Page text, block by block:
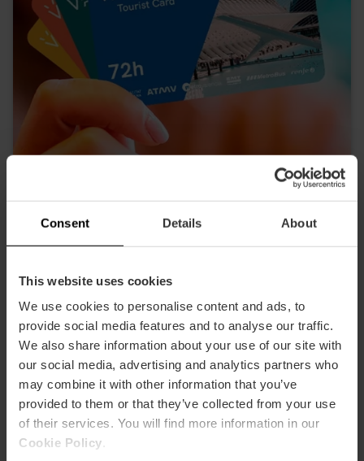
Consent Details About
This website uses cookies
We use cookies to personalise content and ads, to
provide social media features and to analyse our traffic.
We also share information about your use of our site with
our social media, advertising and analytics partners who
may combine it with other information that you’ve
provided to them or that they’ve collected from your use
of their services. You will find more information in our
Cookie Policy
Valencia Tourist Card 24, 48 of 72 uur
4.9 - 1, 951 beoordelingen
10% korting Exclusief web
Vanaf17,00 € 15,30 €